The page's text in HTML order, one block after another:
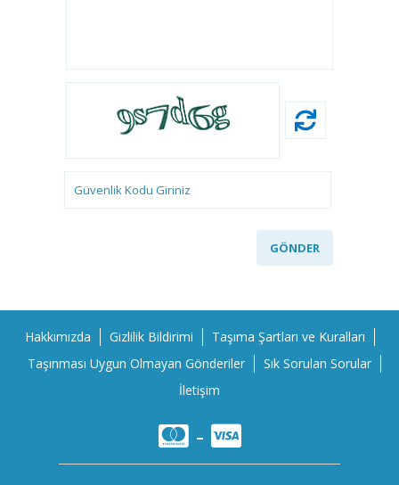
GÖNDER
Hakkımızda Gizlilik Bildirimi
Taşıma Şartları ve Kuralları
Taşınması Uygun Olmayan Gönderiler
Sık Sorulan Sorular
İletişim
-